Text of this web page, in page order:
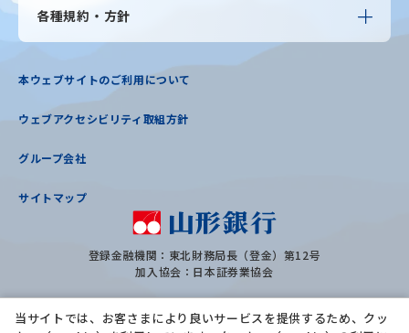
当サイトでは、お客さまにより良いサービスを提供するため、クッ
各種規約・方針
登録金融機関：東北財務局長（登金）第12号
加入協会：日本証券業協会
本ウェブサイトのご利用について
ウェブアクセシビリティ取組方針
グループ会社
サイトマップ